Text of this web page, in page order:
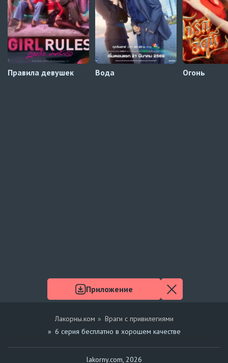
Правила девушек Вода Огонь
Лакорны.ком
Враги с привилегиями
6 серия бесплатно в хорошем качестве
lakorny.com, 2026
Приложение